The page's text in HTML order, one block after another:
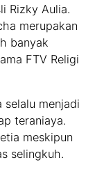
Rizky Aulia.
merupakan
banyak
FTV Religi
menjadi
teraniaya.
meskipun
selingkuh.